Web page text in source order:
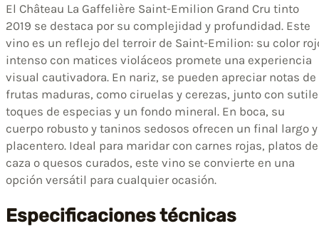
El Château La Gaffelière Saint-Emilion Grand Cru tinto
2019 se destaca por su complejidad y profundidad. Este
vino es un reflejo del terroir de Saint-Emilion: su color
intenso con matices violáceos promete una experiencia
visual cautivadora. En nariz, se pueden apreciar notas de
frutas maduras, como ciruelas y cerezas, junto con
toques de especias y un fondo mineral. En boca, su
cuerpo robusto y taninos sedosos ofrecen un final largo y
placentero. Ideal para maridar con carnes rojas, platos de
caza o quesos curados, este vino se convierte en una
opción versátil para cualquier ocasión.
Especificaciones técnicas